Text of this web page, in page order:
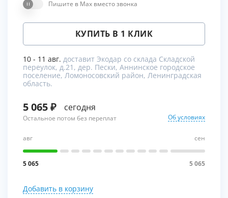
Пишите в Max вместо звонка
КУПИТЬ В 1 КЛИК
10 - 11 авг. доставит Экодар со склада Складской
переулок, д.21, дер. Пески, Аннинское городское
поселение, Ломоносовский район, Ленинградская
область.
5 065 сегодня
Остальное потом без переплат Об условиях
авг
5 065
сен
5 065
Добавить в корзину